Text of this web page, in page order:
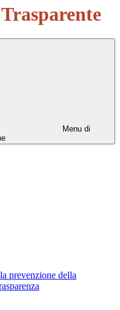
Menu di
prevenzione della